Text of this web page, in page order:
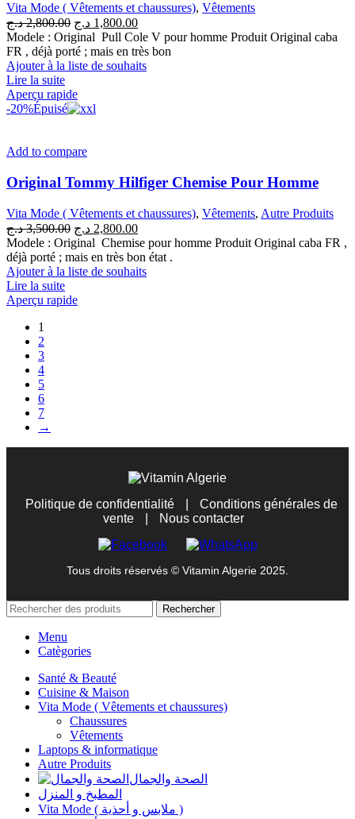
Vita Mode ( Vêtements et chaussures), Vêtements
2,800.00 د.ج
Le
prix
initial
était :
1,800.00 د.ج
Le
prix
actuel
est :
Modele : Original Pull Cole V pour homme Produit Original caba
FR , déjà porté ; mais en très bon
Ajouter à la liste de souhaits
Lire la suite
Aperçu rapide
-20%Épuisé
Add to compare
Original Tommy Hilfiger Chemise Pour Homme
Vita Mode ( Vêtements et chaussures), Vêtements, Autre Produits
3,500.00 د.ج
Le
prix
initial
était :
2,800.00 د.ج
Le
prix
actuel
est :
Modele : Original Chemise pour homme Produit Original caba FR ,
déjà porté ; mais en très bon état .
Ajouter à la liste de souhaits
Lire la suite
Aperçu rapide
1
2
3
4
5
6
7
→
Politique de confidentialité
Conditions générales de
vente
Nous contacter
Tous droits réservés © Vitamin Algerie 2025.
Rechercher
Menu
Catègories
Santé & Beauté
Cuisine & Maison
Vita Mode ( Vêtements et chaussures)
Chaussures
Vêtements
Laptops & informatique
Autre Produits
الصحة والجمال
المطبخ و المنزل
Vita Mode ( ملابس و أحذية )